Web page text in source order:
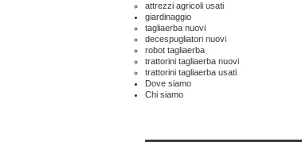
attrezzi agricoli usati
giardinaggio
tagliaerba nuovi
decespugliatori nuovi
robot tagliaerba
trattorini tagliaerba nuovi
trattorini tagliaerba usati
Dove siamo
Chi siamo